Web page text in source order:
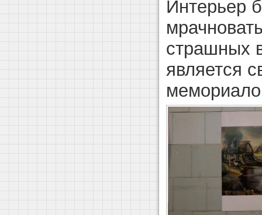
Интерьер
страшных
является